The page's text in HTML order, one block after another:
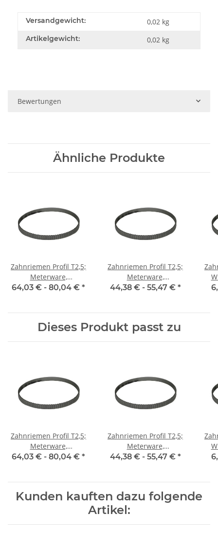
Versandgewicht: 0,02 kg
Artikelgewicht: 0,02 kg
Bewertungen
Ähnliche Produkte
Zahnriemen Profil T2,5;
Meterware,
Riemenbreite 6 mm
64,03 € - 80,04 € *
Zahnriemen Profil T2,5;
Meterware,
Riemenbreite 6 mm mit
44,38 € - 55,47 € *
Dieses Produkt passt zu
Zahnriemen Profil T2,5;
Meterware,
Riemenbreite 6 mm
64,03 € - 80,04 € *
Zahnriemen Profil T2,5;
Meterware,
Riemenbreite 6 mm mit
44,38 € - 55,47 € *
Kunden kauften dazu folgende
Artikel: